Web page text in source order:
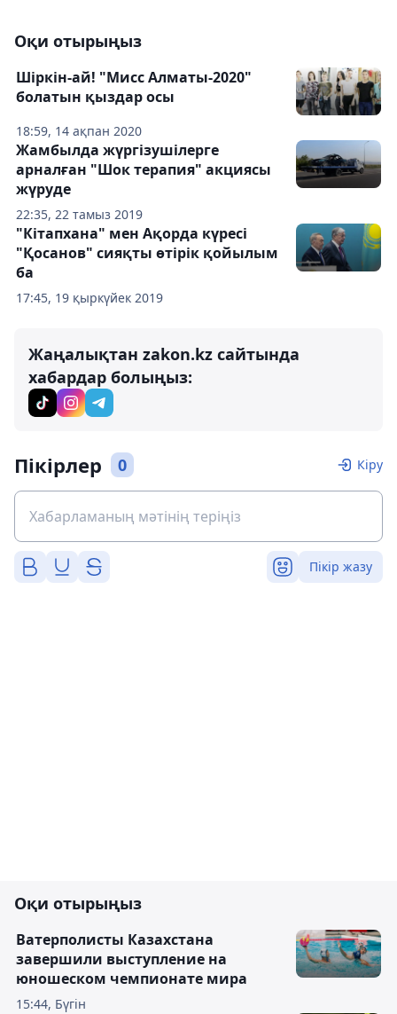
Оқи отырыңыз
18:59, 14 ақпан 2020
Шіркін-ай! "Мисс Алматы-2020"
болатын қыздар осы
22:35, 22 тамыз 2019
Жамбылда жүргізушілерге
арналған "Шок терапия" акциясы
жүруде
17:45, 19 қыркүйек 2019
"Кітапхана" мен Ақорда күресі
"Қосанов" сияқты өтірік қойылым
ба
Жаңалықтан zakon.kz сайтында
хабардар болыңыз:
Пікірлер 0 Кіру
Пікір жазу
Оқи отырыңыз
15:44, Бүгін
Ватерполисты Казахстана
завершили выступление на
юношеском чемпионате мира